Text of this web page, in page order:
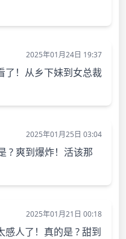
2025年01月24日 19:37
了！从乡下妹到女总裁
2025年01月25日 03:04
? 爽到爆炸！活该那
2025年01月21日 00:18
感人了！真的是 ? 甜到